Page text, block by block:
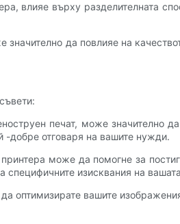
влияе върху разделителната
да повлияе на
печат, може значително
-добре отговаря на вашите нужди.
може да помогне за
изисквания на
оптимизирате вашите